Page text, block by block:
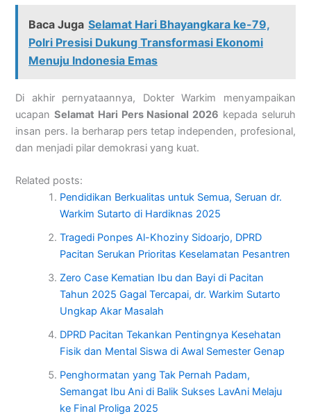
Baca Juga Selamat Hari Bhayangkara ke-79,
Polri Presisi Dukung Transformasi Ekonomi
Menuju Indonesia Emas
Di akhir pernyataannya, Dokter Warkim menyampaikan
ucapanSelamat Hari Pers Nasional 2026 kepada seluruh
insan pers. Ia berharap pers tetap independen, profesional,
dan menjadi pilar demokrasi yang kuat.
Related posts:
Pendidikan Berkualitas untuk Semua, Seruan dr.
Warkim Sutarto di Hardiknas 2025
Tragedi Ponpes Al-Khoziny Sidoarjo, DPRD
Pacitan Serukan Prioritas Keselamatan Pesantren
Zero Case Kematian Ibu dan Bayi di Pacitan
Tahun 2025 Gagal Tercapai, dr. Warkim Sutarto
Ungkap Akar Masalah
DPRD Pacitan Tekankan Pentingnya Kesehatan
Fisik dan Mental Siswa di Awal Semester Genap
Penghormatan yang Tak Pernah Padam,
Semangat Ibu Ani di Balik Sukses LavAni Melaju
ke Final Proliga 2025